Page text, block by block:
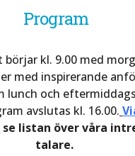
Program
börjar kl. 9.00 med
med inspirerande
lunch och
avslutas kl. 16.00.
se listan över våra
talare.